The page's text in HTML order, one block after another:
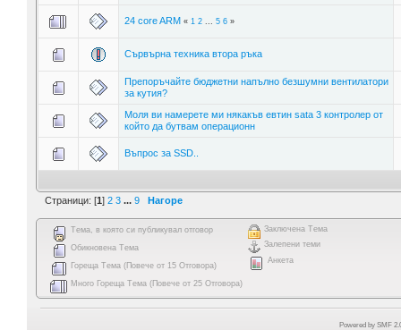
24 core ARM « 1 2... 5 6»
Сървърна техника втора ръка
Препоръчайте бюджетни напълно безшумни вентилатори
за кутия?
Моля ви намерете ми някакъв евтин sata 3 контролер от
който да бутвам операционн
Въпрос за SSD..
Страници: [1] 2 3 ... 9 Нагоре
Тема, в която си публикувал отговор
Обикновена Тема
Гореща Тема (Повече от 15 Отговора)
Много Гореща Тема (Повече от 25 Отговора)
Заключена Тема
Залепени теми
Анкета
Powered by SMF